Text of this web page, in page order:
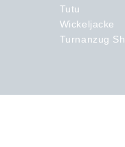
Tutu
Wickeljacke
Turnanzug